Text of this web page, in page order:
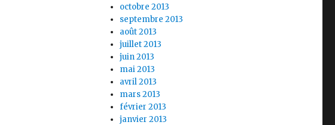
octobre 2013
septembre 2013
août 2013
juillet 2013
juin 2013
mai 2013
avril 2013
mars 2013
février 2013
janvier 2013